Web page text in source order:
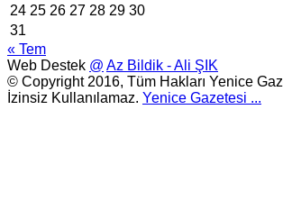
24 25 26 27 28 29 30
31
« Tem
Web Destek @ Az Bildik - Ali ŞIK
© Copyright 2016, Tüm Hakları Yenice
İzinsiz Kullanılamaz. Yenice Gazetesi ...